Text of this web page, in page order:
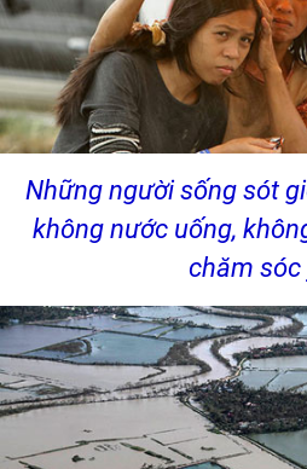
Những người sống sót
không nước uống,
chăm sóc